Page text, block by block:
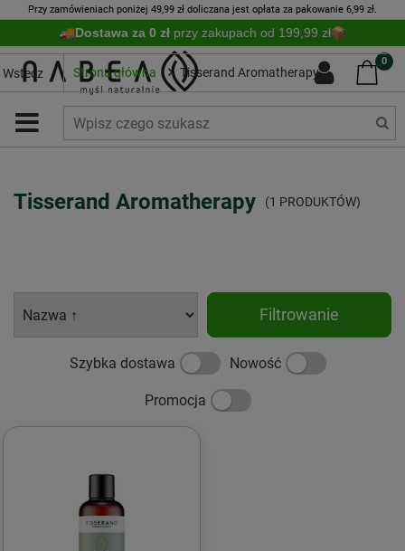
Przy zamówieniach poniżej 49,99 zł doliczana jest opłata za pakowanie 6,99 zł.
Dostawa za 0 zł przy zakupach od 199,99 zł
0
Wstecz Strona główna Tisserand Aromatherapy
Tisserand Aromatherapy (1 PRODUKTÓW)
Filtrowanie
Szybka dostawa Nowość
Promocja